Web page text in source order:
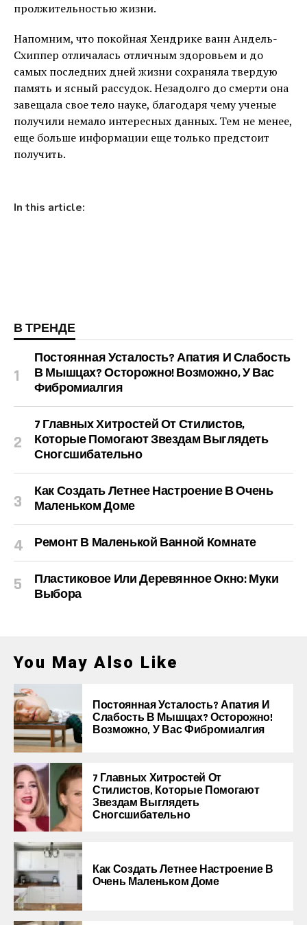
пролжительностью жизни.
Напомним, что покойная Хендрике ванн Андель-
Схиппер отличалась отличным здоровьем и до
самых последних дней жизни сохраняла твердую
память и ясный рассудок. Незадолго до смерти она
завещала свое тело науке, благодаря чему ученые
получили немало интересных данных. Тем не менее,
еще больше информации еще только предстоит
получить.
In this article:
В ТРЕНДЕ
Постоянная Усталость? Апатия И Слабость
В Мышцах? Осторожно! Возможно, У Вас
Фибромиалгия
7 Главных Хитростей От Стилистов,
Которые Помогают Звездам Выглядеть
Сногсшибательно
Как Создать Летнее Настроение В Очень
Маленьком Доме
Ремонт В Маленькой Ванной Комнате
Пластиковое Или Деревянное Окно: Муки
Выбора
You May Also Like
Постоянная Усталость? Апатия И
Слабость В Мышцах? Осторожно!
Возможно, У Вас Фибромиалгия
7 Главных Хитростей От
Стилистов, Которые Помогают
Звездам Выглядеть
Сногсшибательно
Как Создать Летнее Настроение В
Очень Маленьком Доме